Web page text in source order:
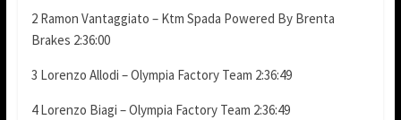
2 Ramon Vantaggiato – Ktm Spada Powered By Brenta
Brakes 2:36:00
3 Lorenzo Allodi – Olympia Factory Team 2:36:49
4 Lorenzo Biagi – Olympia Factory Team 2:36:49